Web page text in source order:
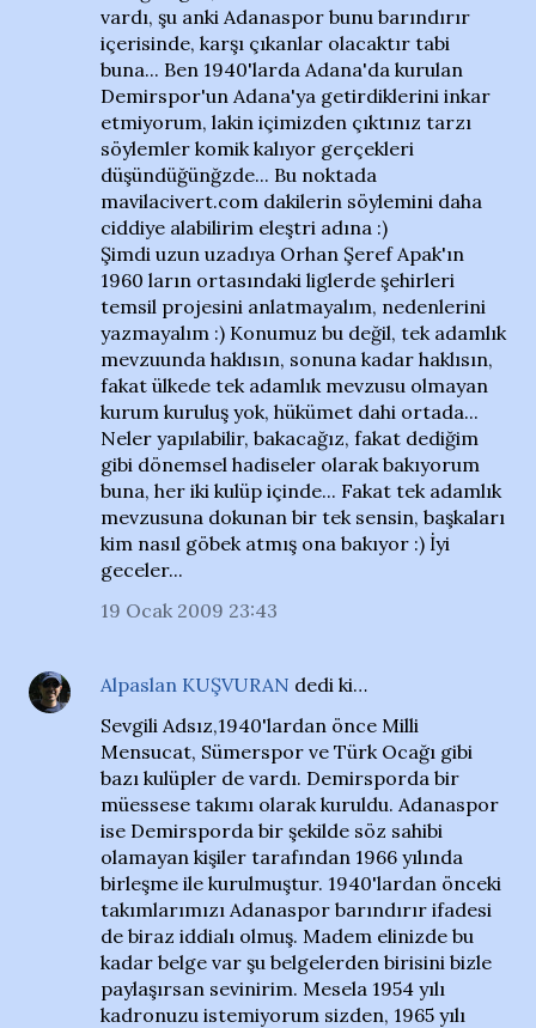
vardı, şu anki Adanaspor bunu barındırır
içerisinde, karşı çıkanlar olacaktır tabi
buna... Ben 1940'larda Adana'da kurulan
Demirspor'un Adana'ya getirdiklerini inkar
etmiyorum, lakin içimizden çıktınız tarzı
söylemler komik kalıyor gerçekleri
düşündüğünğzde... Bu noktada
mavilacivert.com dakilerin söylemini daha
ciddiye alabilirim eleştri adına :)
Şimdi uzun uzadıya Orhan Şeref Apak'ın
1960 ların ortasındaki liglerde şehirleri
temsil projesini anlatmayalım, nedenlerini
yazmayalım :) Konumuz bu değil, tek adamlık
mevzuunda haklısın, sonuna kadar haklısın,
fakat ülkede tek adamlık mevzusu olmayan
kurum kuruluş yok, hükümet dahi ortada...
Neler yapılabilir, bakacağız, fakat dediğim
gibi dönemsel hadiseler olarak bakıyorum
buna, her iki kulüp içinde... Fakat tek adamlık
mevzusuna dokunan bir tek sensin, başkaları
kim nasıl göbek atmış ona bakıyor :) İyi
geceler...
19 Ocak 2009 23:43
Alpaslan KUŞVURAN dedi ki…
Sevgili Adsız,1940'lardan önce Milli
Mensucat, Sümerspor ve Türk Ocağı gibi
bazı kulüpler de vardı. Demirsporda bir
müessese takımı olarak kuruldu. Adanaspor
ise Demirsporda bir şekilde söz sahibi
olamayan kişiler tarafından 1966 yılında
birleşme ile kurulmuştur. 1940'lardan önceki
takımlarımızı Adanaspor barındırır ifadesi
de biraz iddialı olmuş. Madem elinizde bu
kadar belge var şu belgelerden birisini bizle
paylaşırsan sevinirim. Mesela 1954 yılı
kadronuzu istemiyorum sizden, 1965 yılı